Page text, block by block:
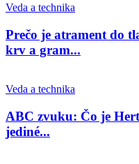
Veda a technika
Prečo je atrament do
krv a gram...
Veda a technika
ABC zvuku: Čo je
jediné...